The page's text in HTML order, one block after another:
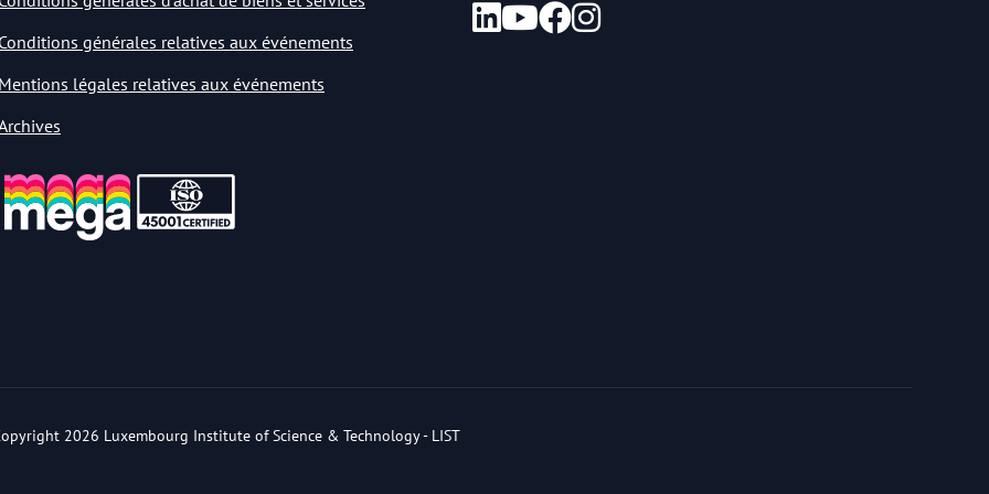
générales relatives aux événements
légales relatives aux événements
2026 Luxembourg Institute of Science & Technology - LIST